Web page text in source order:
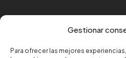
Gestionar
Para ofrecer las mejores
Financiado por la Unión Europea-